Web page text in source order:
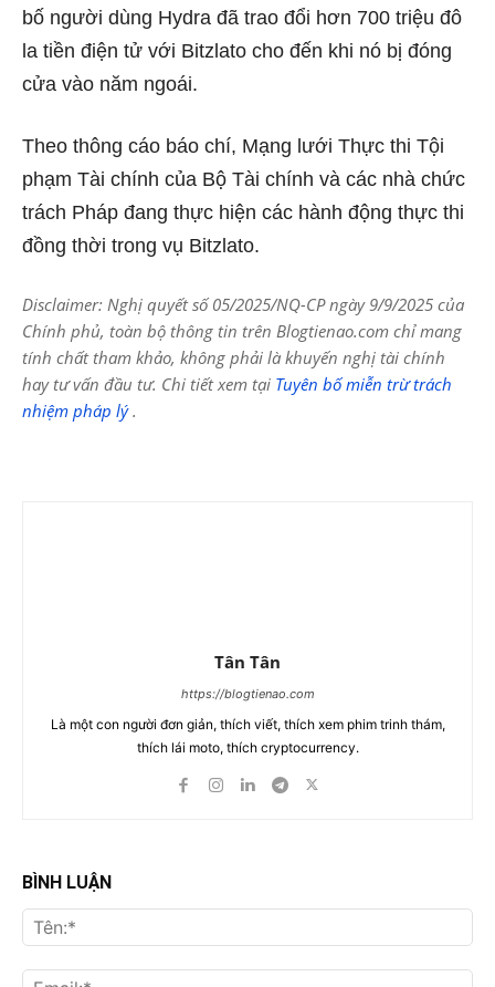
bố người dùng Hydra đã trao đổi hơn 700 triệu đô
la tiền điện tử với Bitzlato cho đến khi nó bị đóng
cửa vào năm ngoái.
Theo thông cáo báo chí, Mạng lưới Thực thi Tội
phạm Tài chính của Bộ Tài chính và các nhà chức
trách Pháp đang thực hiện các hành động thực thi
đồng thời trong vụ Bitzlato.
Disclaimer: Nghị quyết số 05/2025/NQ-CP ngày 9/9/2025 của
Chính phủ, toàn bộ thông tin trên Blogtienao.com chỉ mang
tính chất tham khảo, không phải là khuyến nghị tài chính
hay tư vấn đầu tư. Chi tiết xem tại Tuyên bố miễn trừ trách
nhiệm pháp lý.
Tân Tân
https://blogtienao.com
Là một con người đơn giản, thích viết, thích xem phim trinh thám,
thích lái moto, thích cryptocurrency.
BÌNH LUẬN